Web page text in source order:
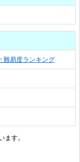
難易度ランキング
す。